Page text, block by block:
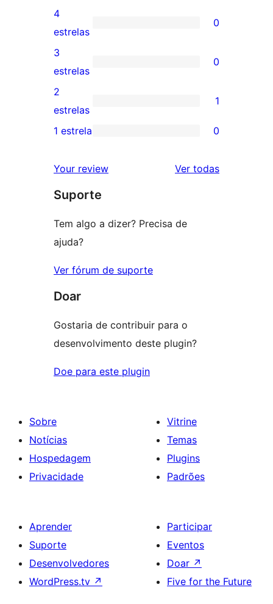
avaliação
com
5
estrela
0
avaliação
com
4
estrela
4
estrelas
0
0
avaliação
com
3
3
estrelas
0
1
avaliação
2
2
estrelas
1
com
1
1 estrela 0
Your review Ver todasavaliações
Suporte
Tem algo a dizer? Precisa de
ajuda?
Ver fórum de suporte
Doar
Gostaria de contribuir para o
desenvolvimento deste plugin?
Doe para este plugin
Sobre
Notícias
Hospedagem
Privacidade
Vitrine
Temas
Plugins
Padrões
Aprender
Suporte
Desenvolvedores
WordPress.tv ↗
Participar
Eventos
Doar ↗
Five for the Future